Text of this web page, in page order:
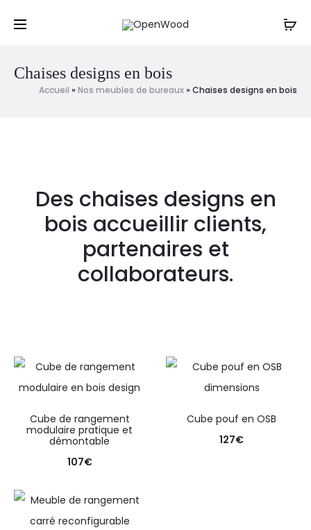
par sms ou par téléphone au : 06 61 20 12 88
Chaises designs en bois
Accueil » Nos meubles de bureaux» Chaises designs en bois
Des chaises designs en
bois accueillir clients,
partenaires et
collaborateurs.
Cube de rangement
modulaire pratique et
démontable
107€
Cube pouf en OSB
127€